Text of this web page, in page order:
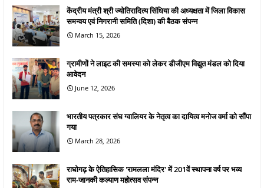
केंद्रीय मंत्री श्री ज्योतिरादित्य सिंधिया की अध्यक्षता में जिला विकास
समन्वय एवं निगरानी समिति (दिशा) की बैठक संपन्न
March 15, 2026
ग्रामीणों ने लाइट की समस्या को लेकर डीजीएम विद्युत मंडल को दिया
आवेदन
June 12, 2026
भारतीय पत्रकार संघ ग्वालियर के नेतृत्व का दायित्व मनोज वर्मा को सौंपा
गया
March 28, 2026
राघोगढ़ के ऐतिहासिक 'रामलला मंदिर' में 201वें स्थापना वर्ष पर भव्य
राम-जानकी कल्याण महोत्सव संपन्न